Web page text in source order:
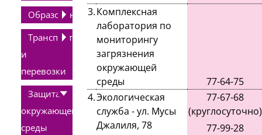
Образование
Транспорт
и
перевозки
Защита
окружающей
среды
3.Комплексная
лаборатория по
мониторингу
загрязнения
окружающей
среды
77-64-75
4.Экологическая
служба - ул. Мусы
Джалиля, 78
77-67-68
(круглосуточно)
77-99-28